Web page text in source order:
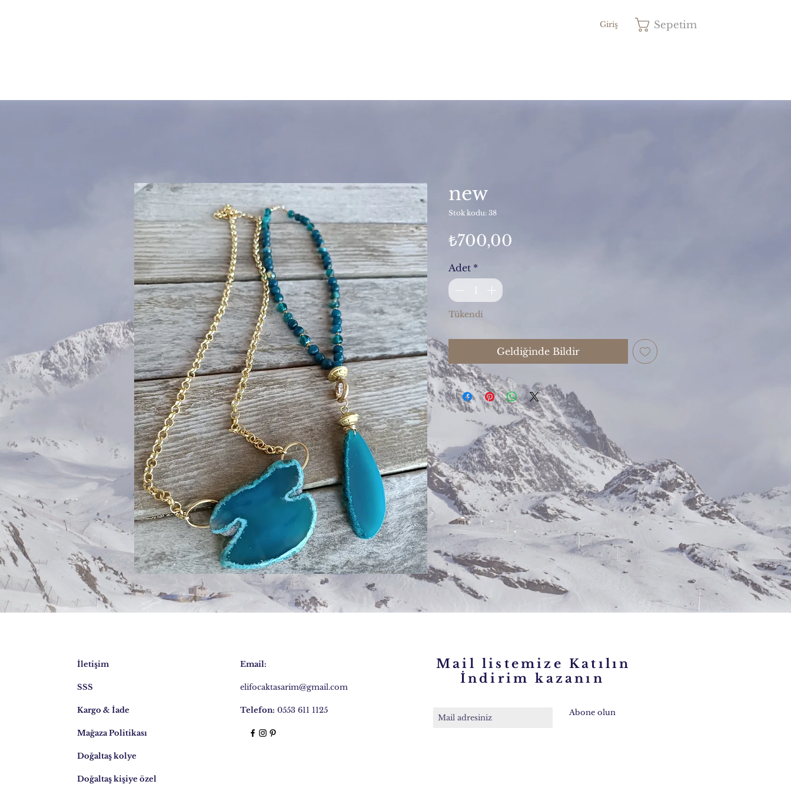
Giriş Sepetim
new
Stok kodu: 38
₺700,00
Adet *
Tükendi
Geldiğinde Bildir
İletişim
SSS
Kargo & İade
Mağaza Politikası
Doğaltaş kolye
Doğaltaş kişiye özel
Email:
elifocaktasarim@gmail.com
Telefon: 0553 611 1125
Mail listemize Katılın
İndirim kazanın
Abone olun